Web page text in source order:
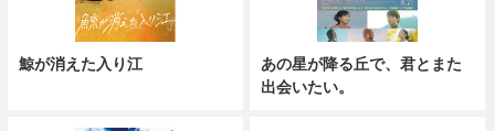
鯨が消えた入り江
あの星が降る丘で、君とまた
出会いたい。